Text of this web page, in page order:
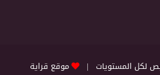
موقع قراية